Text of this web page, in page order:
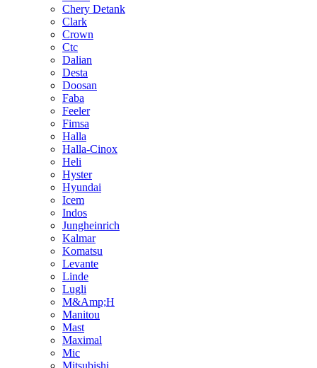
Chery Detank
Clark
Crown
Ctc
Dalian
Desta
Doosan
Faba
Feeler
Fimsa
Halla
Halla-Cinox
Heli
Hyster
Hyundai
Icem
Indos
Jungheinrich
Kalmar
Komatsu
Levante
Linde
Lugli
M&Amp;H
Manitou
Mast
Maximal
Mic